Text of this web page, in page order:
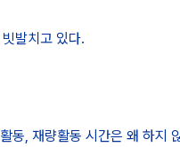
발치고 있다.
동, 재량활동 시간은 왜 하지